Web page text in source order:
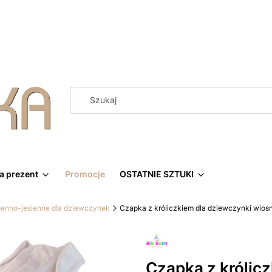
prezent Promocje OSTATNIE SZTUKI
jesienne dla dziewczynek Czapka z króliczkiem dla dziewczynki
Czapka z